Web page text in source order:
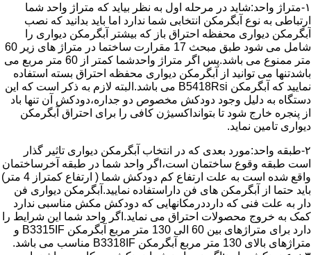
۱-متراژ واحد:شاید در مرحله اول به نظر بیاید که متراژ واحد شما
ارتباطی به نوع آبگرمکن انتخابی شما ندارد اما باید بدانید که نصب
آبگرمکن دیواری محفظه احتراق باز که بیشتر آبگرمکن دیواری را
شامل می شود طبق مبحث 17 مقرارت ساختما در متراژ های زیر 60
متر ممنوع می باشد.پس اگر متراژ واحدشما کمتر از 60 متر مربع می
باشدتنها می توانید از آبگرمکن دیواری محفظه احتراق بسته استفاده
نمایید که آبگرمکن B5418Rsi می باشد.البته لازم به ذکر است که این
دستگاه به دلیل وجود دودکش مخصوص دو جداره،دودکش آن تنها باد
از پنجره خارج شود تا بتوانداکسیژن کافی را برای احتراق آبگرمکن
دیواری تامین نماید.
۲-طبقه واحد:مورد بعدی که در انتخاب آبگرمکن دیواری تاثیر گذار
است طبقه وقوع ساختمان است،اگر واحد شما در طبقه آخرساختمان
واقع شده است به علت ارتفاع کم دودکش شما ( ارتفاع کمتراز 4 متر)
باید حتما از آبگرمکن های فن داراستفاده نمایید.آبگرمکن دیواری فن
دار به علت فنی که دارددرمکانهایی که دودکش مکش مناسبی ندارد
کمک به خروج محصولات احتراق می نماید.اگر واحد شما این شرایط را
دارد برای متراژهای بین 60 الی 130 متر مربع آبگرمکن B3315IF و
متراژهای بالای 130 متر مربع آبگرمکن B3318IF مناسب می باشد.